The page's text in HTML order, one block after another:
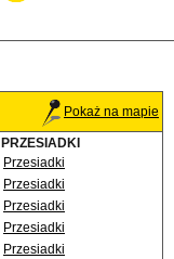
Pokaż na mapie
PRZESIADKI
Przesiadki
Przesiadki
Przesiadki
Przesiadki
Przesiadki